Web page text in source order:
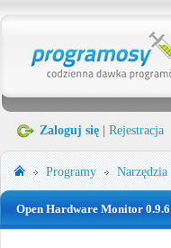
Zaloguj się Rejestracja
Programy Narzędzia
Open Hardware Monitor 0.9.6